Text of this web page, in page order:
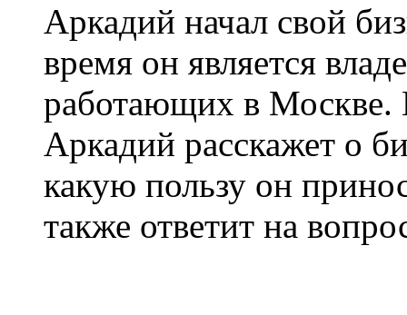
Аркадий начал свой
время он является
работающих в Москве.
Аркадий расскажет о
какую пользу он
также ответит на